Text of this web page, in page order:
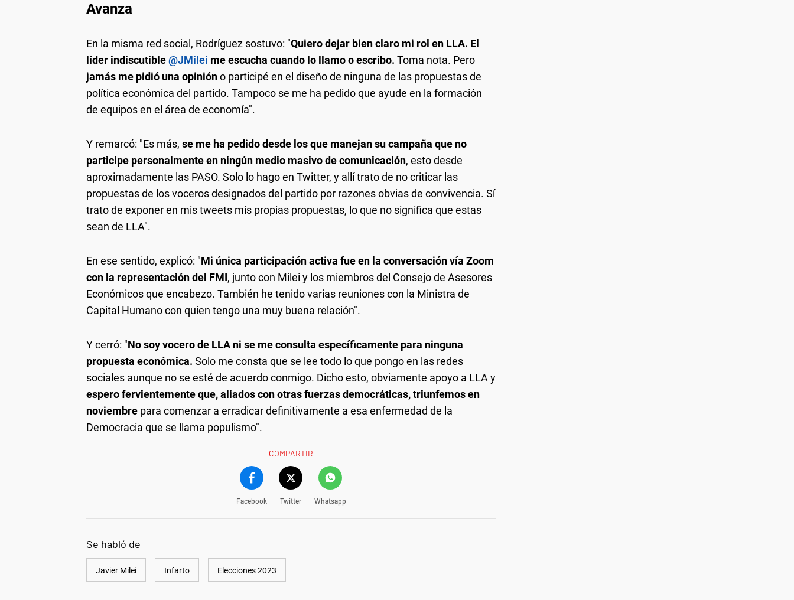
Avanza
En la misma red social, Rodríguez sostuvo: "Quiero dejar bien claro mi rol en LLA. El
líder indiscutible@JMilei me escucha cuando lo llamo o escribo. Toma nota. Pero
jamás me pidió una opinióno participé en el diseño de ninguna de las propuestas de
política económica del partido. Tampoco se me ha pedido que ayude en la formación
de equipos en el área de economía".
Y remarcó: "Es más, se me ha pedido desde los que manejan su campaña que no
participe personalmente en ningún medio masivo de comunicación, esto desde
aproximadamente las PASO. Solo lo hago en Twitter, y allí trato de no criticar las
propuestas de los voceros designados del partido por razones obvias de convivencia. Sí
trato de exponer en mis tweets mis propias propuestas, lo que no significa que estas
sean de LLA".
En ese sentido, explicó: "Mi única participación activa fue en la conversación vía Zoom
con la representación del FMI, junto con Milei y los miembros del Consejo de Asesores
Económicos que encabezo. También he tenido varias reuniones con la Ministra de
Capital Humano con quien tengo una muy buena relación".
Y cerró: "No soy vocero de LLA ni se me consulta específicamente para ninguna
propuesta económica. Solo me consta que se lee todo lo que pongo en las redes
sociales aunque no se esté de acuerdo conmigo. Dicho esto, obviamente apoyo a LLA y
espero fervientemente que, aliados con otras fuerzas democráticas, triunfemos en
noviembre para comenzar a erradicar definitivamente a esa enfermedad de la
Democracia que se llama populismo".
COMPARTIR
Facebook Twitter Whatsapp
Se habló de
Javier Milei Infarto Elecciones 2023